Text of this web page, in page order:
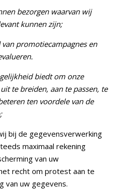
bezorgen waarvan wij
kunnen zijn;
promotiecampagnes en
biedt om onze
te breiden, aan te passen, te
ten voordele van de
bij de gegevensverwerking
maximaal rekening
van uw
recht om protest aan te
van uw gegevens.